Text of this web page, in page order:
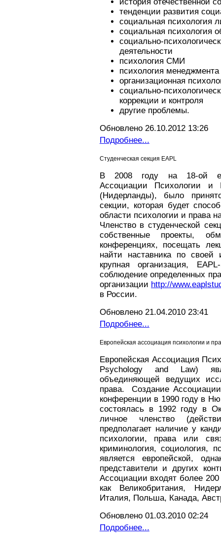
тенденции развития
социальная психология
социальная психология
социально-
деятельности
психология СМИ
психология менеджмента
организационная
социально-
коррекции и контроля
другие проблемы.
Обновлено 26.10.2012 13:26
Подробнее...
Студенческая секция EAPL
В 2008 году на 18-ой
Ассоциации Психологии и
(Нидерланды), было
секции, которая будет
области психологии и права
Членство в студенческой
собственные проекты,
конференциях, посещать
найти наставника по своей
крупная организация,
соблюдение определенных
организации http://
в России.
Обновлено 21.04.2010 23:41
Подробнее...
Европейская ассоциация психологии и
Европейская Ассоциация
Psychology and Law)
объединяющей ведущих
права. Создание
конференции в 1990 году в
состоялась в 1992 году в
личное членство
предполагает наличие у
психологии, права или
криминология, социология,
является европейской,
представители и других
Ассоциации входят более
как Великобритания,
Италия, Польша, Канада,
Обновлено 01.03.2010 02:24
Подробнее...